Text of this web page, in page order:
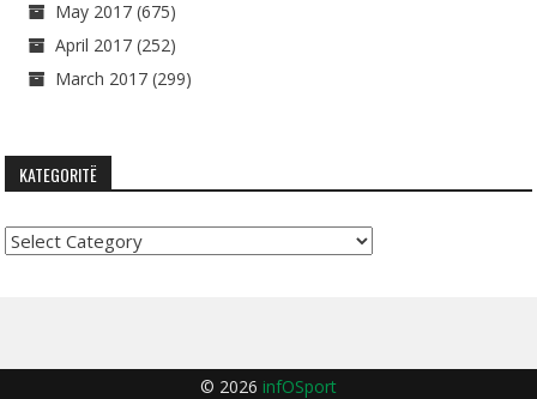
May 2017 (675)
April 2017 (252)
March 2017 (299)
KATEGORITË
Kategoritë
© 2026 infOSport